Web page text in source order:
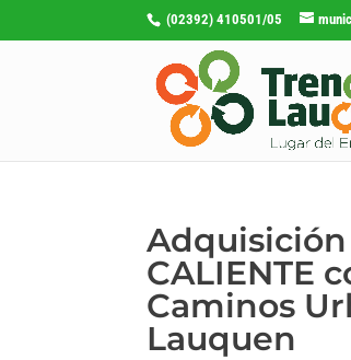
(02392) 410501/05
Adquisición
CALIENTE
Caminos
Lauquen